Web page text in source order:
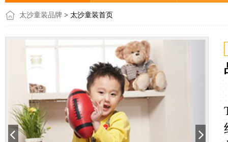
太沙童装品牌 > 太沙童装首页